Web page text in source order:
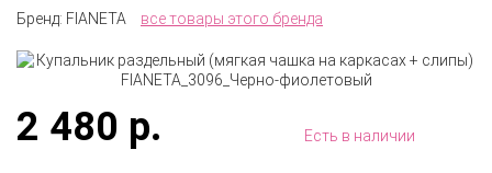
Бренд: FIANETA все товары этого бренда
2 480 р. Есть в наличии